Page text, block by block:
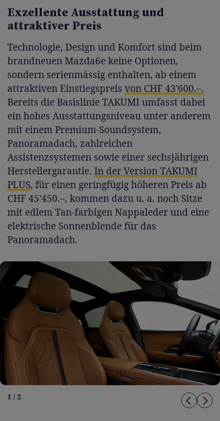
Exzellente Ausstattung und
attraktiver Preis
Technologie, Design und Komfort sind beim
brandneuen Mazda6e keine Optionen,
sondern serienmässig enthalten, ab einem
attraktiven Einstiegspreis von CHF 43'600.–.
Bereits die Basislinie TAKUMI umfasst dabei
ein hohes Ausstattungsniveau unter anderem
mit einem Premium-Soundsystem,
Panoramadach, zahlreichen
Assistenzsystemen sowie einer sechsjährigen
Herstellergarantie. In der Version TAKUMI
PLUS, für einen geringfügig höheren Preis ab
CHF 45'450.–, kommen dazu u. a. noch Sitze
mit edlem Tan-farbigen Nappaleder und eine
elektrische Sonnenblende für das
Panoramadach.
1 / 2